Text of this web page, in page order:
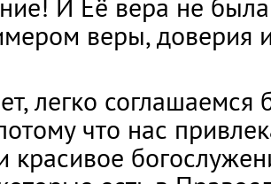
И Её вера не
веры, доверия
легко
что нас
красивое